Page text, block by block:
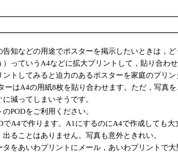
知などの用途でポスターを掲示したいときは，ど
っていうA4などに拡大プリントして，貼り合わ
ントしてみると迫力のあるポスターを家庭のプリ
ーはA4の用紙8枚を貼り合わせます。ただ，写真
減ってしまいそうです。
PODをご利用ください。
A4で作ります。A1にするのにA4で作成しても大
ることはありません。写真も意外ときれい。
をあいわプリントにメール，あいわプリントで大